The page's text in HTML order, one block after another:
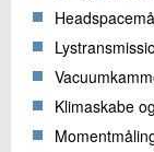
Klimaskabe